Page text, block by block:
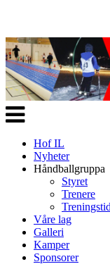
Veksle
navigasjon
Hof IL
Nyheter
Håndballgruppa
Styret
Trenere
Våre lag
Galleri
Kamper
Sponsorer